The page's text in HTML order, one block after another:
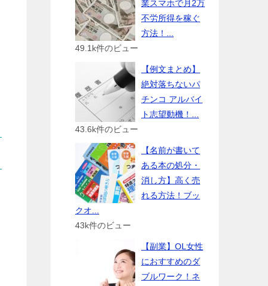
業スマホで月2万
不労所得を稼ぐ
方法！...
49.1k件のビュー
【例文まとめ】
絶対落ちないパ
チンコ アルバイ
ト志望動機！...
43.6k件のビュー
【名前が書いて
ある本の処分・
消し方】高く売
れる方法！ブッ
クオ...
43k件のビュー
【副業】OL女性
におすすめのダ
ブルワーク！ネ